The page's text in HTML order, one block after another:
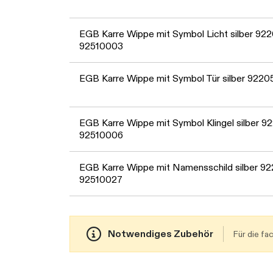
EGB Karre Wippe mit Symbol Licht silber
92510003
EGB Karre Wippe mit Symbol Tür silber
EGB Karre Wippe mit Symbol Klingel silber
92510006
EGB Karre Wippe mit Namensschild silber
92510027
Notwendiges Zubehör Für die